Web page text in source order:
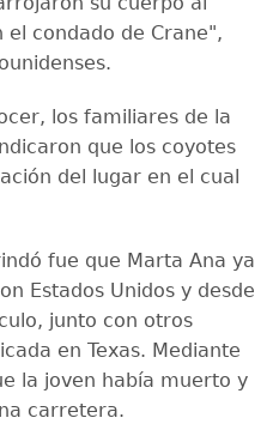
condado de Crane",
los familiares de la
que los coyotes
del lugar en el cual
fue que Marta Ana ya
Estados Unidos y desde
junto con otros
en Texas. Mediante
la joven había muerto y
carretera.